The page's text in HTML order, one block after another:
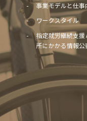
事業モデルと仕事
ワークスタイル
指定就労継続支援
所にかかる情報公